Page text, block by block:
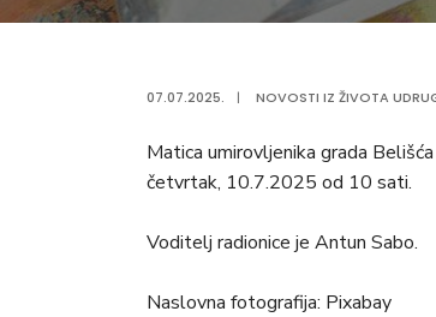
07.07.2025. | NOVOSTI IZ ŽIVOTA
Matica umirovljenika grada
četvrtak, 10.7.2025 od 10 sati.
Voditelj radionice je Antun Sabo.
Naslovna fotografija: Pixabay